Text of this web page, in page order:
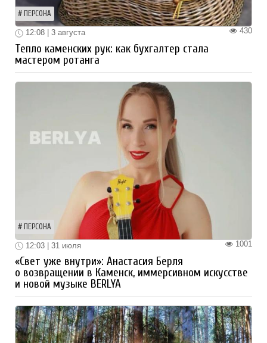
ПЕРСОНА
430
12:08 | 3 августа
Тепло каменских рук: как бухгалтер стала
мастером ротанга
ПЕРСОНА
1001
12:03 | 31 июля
«Свет уже внутри»: Анастасия Берля
о возвращении в Каменск, иммерсивном искусстве
и новой музыке BERLYA